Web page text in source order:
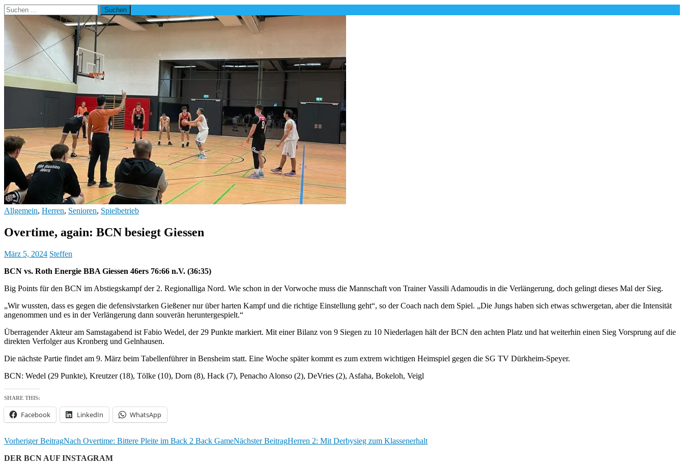
Suchen
nach:
Allgemein, Herren, Senioren, Spielbetrieb
Overtime, again: BCN besiegt Giessen
März 5, 2024 Steffen
BCN vs. Roth Energie BBA Giessen 46ers 76:66 n.V. (36:35)
Big Points für den BCN im Abstiegskampf der 2. Regionalliga Nord. Wie schon in der Vorwoche muss die Mannschaft von Trainer Vassili Adamoudis in die Verlängerung, doch gelingt dieses Mal der Sieg.
„Wir wussten, dass es gegen die defensivstarken Gießener nur über harten Kampf und die richtige Einstellung geht“, so der Coach nach dem Spiel. „Die Jungs haben sich etwas schwergetan, aber die Intensität
angenommen und es in der Verlängerung dann souverän heruntergespielt.“
Überragender Akteur am Samstagabend ist Fabio Wedel, der 29 Punkte markiert. Mit einer Bilanz von 9 Siegen zu 10 Niederlagen hält der BCN den achten Platz und hat weiterhin einen Sieg Vorsprung auf die
direkten Verfolger aus Kronberg und Gelnhausen.
Die nächste Partie findet am 9. März beim Tabellenführer in Bensheim statt. Eine Woche später kommt es zum extrem wichtigen Heimspiel gegen die SG TV Dürkheim-Speyer.
BCN: Wedel (29 Punkte), Kreutzer (18), Tölke (10), Dorn (8), Hack (7), Penacho Alonso (2), DeVries (2), Asfaha, Bokeloh, Veigl
SHARE THIS:
Facebook LinkedIn WhatsApp
Beitrags-
Navigation
Vorheriger BeitragNach Overtime: Bittere Pleite im Back 2 Back GameNächster BeitragHerren 2: Mit Derbysieg zum Klassenerhalt
DER BCN AUF INSTAGRAM